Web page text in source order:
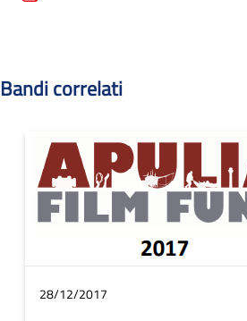
Bandi correlati
28/12/2017